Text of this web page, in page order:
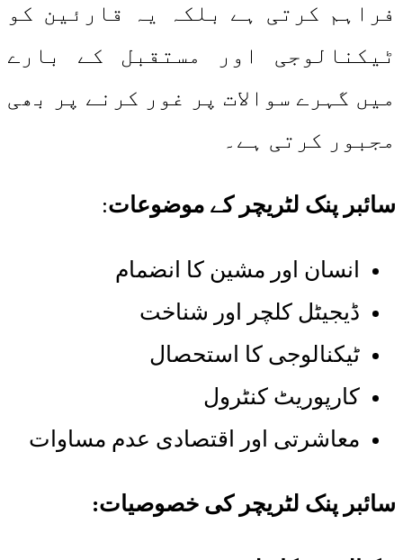
فراہم کرتی ہے بلکہ یہ قارئین کو
ٹیکنالوجی اور مستقبل کے بارے
میں گہرے سوالات پر غور کرنے پر بھی
مجبور کرتی ہے۔
سائبر پنک لٹریچر کے موضوعات:
انسان اور مشین کا انضمام
ڈیجیٹل کلچر اور شناخت
ٹیکنالوجی کا استحصال
کارپوریٹ کنٹرول
معاشرتی اور اقتصادی عدم مساوات
سائبر پنک لٹریچر کی خصوصیات: